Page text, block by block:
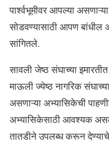
पार्श्वभूमीवर आपल्या
सोडवण्यासाठी आपण बांधील
सांगितले.
सावली जेष्ठ संघाच्या
माऊली ज्येष्ठ नागरिक
असणाऱ्या अभ्यासिकेची
अभ्यासिकेसाठी आवश्यक
तातडीने उपलब्ध करून